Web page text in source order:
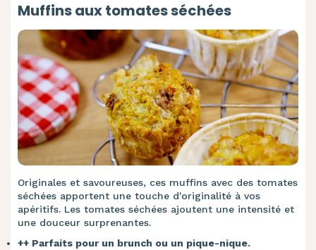
Muffins aux tomates séchées
Originales et savoureuses, ces muffins avec des tomates
séchées apportent une touche d'originalité à vos
apéritifs. Les tomates séchées ajoutent une intensité et
une douceur surprenantes.
++ Parfaits pour un brunch ou un pique-nique.